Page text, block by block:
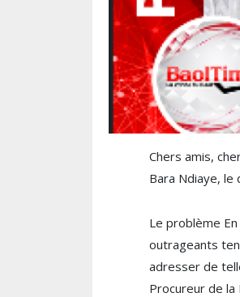
Chers amis,
Bara Ndiaye,
Le problème
outrageants
adresser de
Procureur de